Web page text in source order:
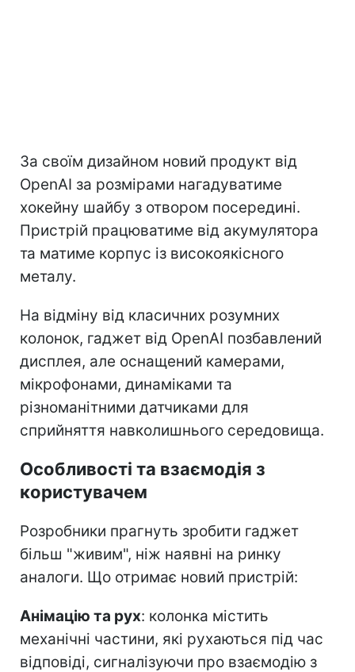
За своїм дизайном новий продукт від
OpenAI за розмірами нагадуватиме
хокейну шайбу з отвором посередині.
Пристрій працюватиме від акумулятора
та матиме корпус із високоякісного
металу.
На відміну від класичних розумних
колонок, гаджет від OpenAI позбавлений
дисплея, але оснащений камерами,
мікрофонами, динаміками та
різноманітними датчиками для
сприйняття навколишнього середовища.
Особливості та взаємодія з
користувачем
Розробники прагнуть зробити гаджет
більш "живим", ніж наявні на ринку
аналоги. Що отримає новий пристрій:
Анімацію та рух: колонка містить
механічні частини, які рухаються під час
відповіді, сигналізуючи про взаємодію з